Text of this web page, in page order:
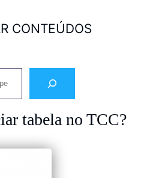
CONTEÚDOS
tabela no TCC?